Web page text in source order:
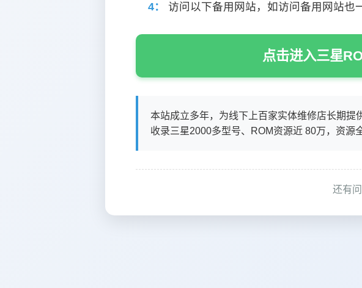
4： 访问以下备用网站，如访问备用网站也
点击进入三星
本站成立多年，为线下上百家实体维修店长期提
收录三星2000多型号、ROM资源近 80万，资源
还有